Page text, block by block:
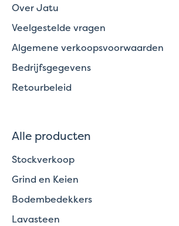
Over Jatu
Veelgestelde vragen
Algemene verkoopsvoorwaarden
Bedrijfsgegevens
Retourbeleid
Alle producten
Stockverkoop
Grind en Keien
Bodembedekkers
Lavasteen